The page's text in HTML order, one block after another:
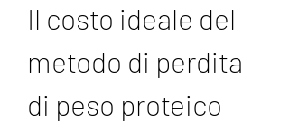
Il costo ideale del
metodo di perdita
di peso proteico